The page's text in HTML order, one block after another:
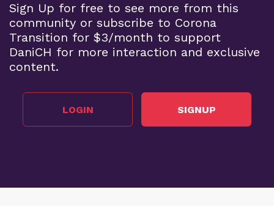
Sign Up for free to see more from this
community or subscribe to Corona
Transition for $3/month to support
DaniCH for more interaction and exclusive
content.
LOGIN SIGNUP